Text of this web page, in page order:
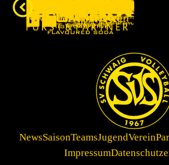
NewsSaisonTeamsJugendVerein
Impressum